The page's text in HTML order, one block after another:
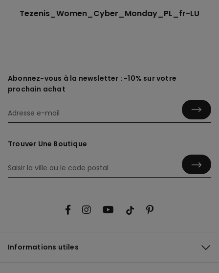
Tezenis_Women_Cyber_Monday_PL_fr-LU
Abonnez-vous à la newsletter : -10% sur votre
prochain achat
Trouver Une Boutique
Informations utiles